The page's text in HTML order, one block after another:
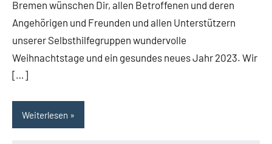
Bremen wünschen Dir, allen Betroffenen und deren
Angehörigen und Freunden und allen Unterstützern
unserer Selbsthilfegruppen wundervolle
Weihnachtstage und ein gesundes neues Jahr 2023. Wir
[…]
Weiterlesen